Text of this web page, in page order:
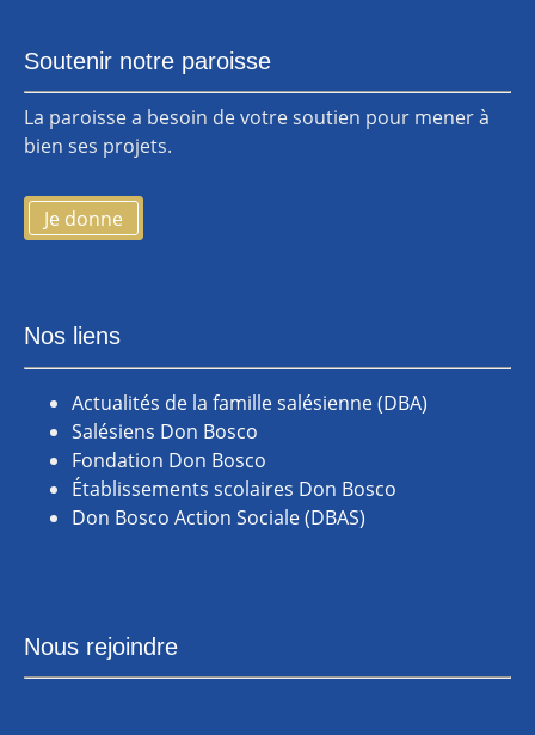
Soutenir notre paroisse
La paroisse a besoin de votre soutien pour mener à
bien ses projets.
Je donne
Nos liens
Actualités de la famille salésienne (DBA)
Salésiens Don Bosco
Fondation Don Bosco
Établissements scolaires Don Bosco
Don Bosco Action Sociale (DBAS)
Nous rejoindre